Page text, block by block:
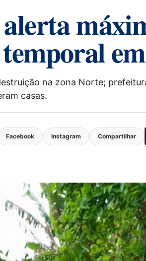
na zona Norte;
casas.
Facebook Instagram Compartilhar